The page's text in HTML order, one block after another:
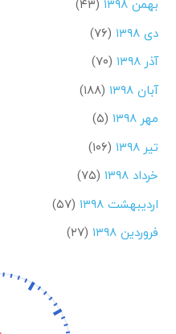
دی ۱۳۹۸
(۷۶)
آذر ۱۳۹۸
(۷۰)
آبان ۱۳۹۸
(۱۸۸)
مهر ۱۳۹۸
(۵)
تیر ۱۳۹۸
(۱۰۶)
خرداد ۱۳۹۸
(۷۵)
اردیبهشت ۱۳۹۸
(۵۷)
فروردین ۱۳۹۸
(۲۷)